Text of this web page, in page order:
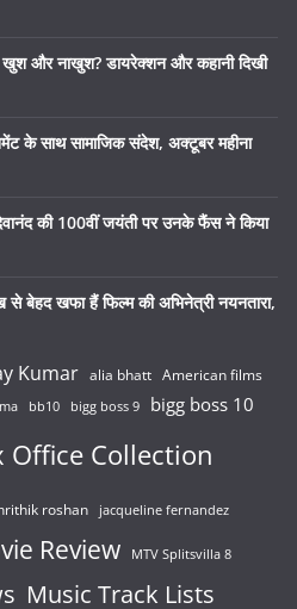
खुश और नाखुश? डायरेक्शन और कहानी दिखी
के साथ सामाजिक संदेश, अक्टूबर महीना
की 100वीं जयंती पर उनके फैंस ने किया
बेहद खफा हैं फिल्म की अभिनेत्री नयनतारा,
Kumar alia bhatt American films
bb10 bigg boss 9 bigg boss 10
Office Collection
roshan jacqueline fernandez
Review MTV Splitsvilla 8
Music Track Lists